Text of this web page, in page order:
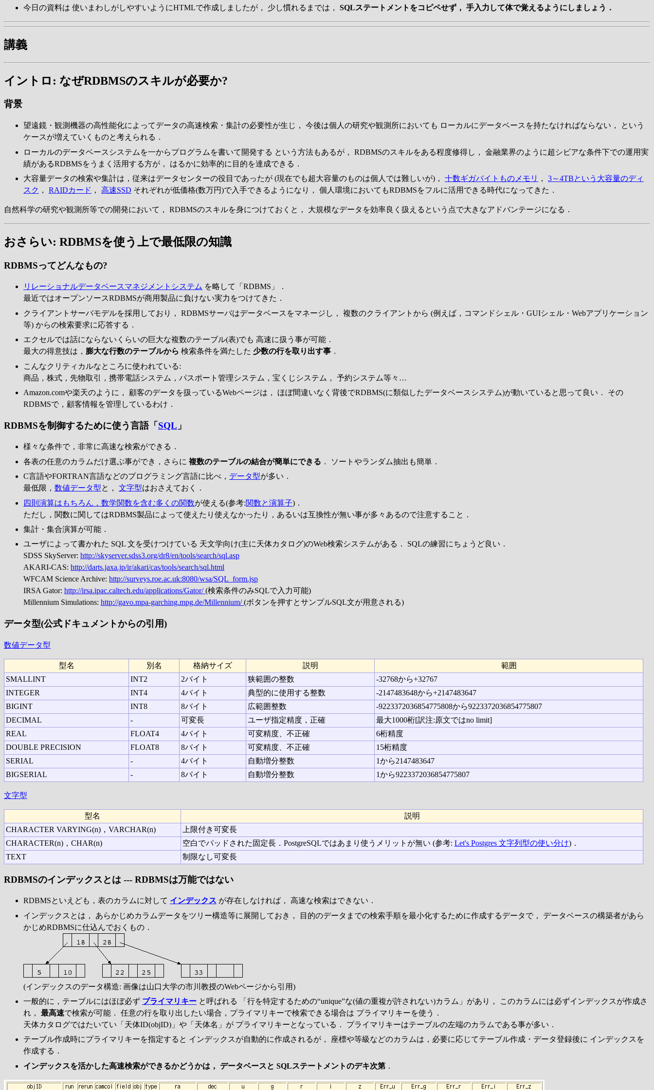
今日の資料は 使いまわしがしやすいようにHTMLで作成しましたが， 少し慣れるまでは， SQLステートメントをコピペせず， 手入力して体で覚えるようにしましょう．
講義
イントロ: なぜRDBMSのスキルが必要か?
背景
望遠鏡・観測機器の高性能化によってデータの高速検索・集計の必要性が生じ， 今後は個人の研究や観測所においても ローカルにデータベースを持たなければならない， という
ケースが増えていくものと考えられる．
ローカルのデータベースシステムを一からプログラムを書いて開発する という方法もあるが， RDBMSのスキルをある程度修得し， 金融業界のように超シビアな条件下での運用実
績があるRDBMSをうまく活用する方が， はるかに効率的に目的を達成できる．
大容量データの検索や集計は，従来はデータセンターの役目であったが (現在でも超大容量のものは個人では難しいが)， 十数ギガバイトものメモリ ， 3～4TBという大容量のディ
スク ， RAIDカード ， 高速SSD それぞれが低価格(数万円)で入手できるようになり， 個人環境においてもRDBMSをフルに活用できる時代になってきた．
自然科学の研究や観測所等での開発において， RDBMSのスキルを身につけておくと， 大規模なデータを効率良く扱えるという点で大きなアドバンテージになる．
おさらい: RDBMSを使う上で最低限の知識
RDBMSってどんなもの?
リレーショナルデータベースマネジメントシステム を略して「RDBMS」．
最近ではオープンソースRDBMSが商用製品に負けない実力をつけてきた．
クライアントサーバモデルを採用しており， RDBMSサーバはデータベースをマネージし， 複数のクライアントから (例えば，コマンドシェル・GUIシェル・Webアプリケーション
等) からの検索要求に応答する．
エクセルでは話にならないくらいの巨大な複数のテーブル(表)でも 高速に扱う事が可能．
最大の得意技は， 膨大な行数のテーブルから 検索条件を満たした 少数の行を取り出す事 ．
こんなクリティカルなところに使われている:
商品，株式，先物取引，携帯電話システム，パスポート管理システム，宝くじシステム， 予約システム等々…
Amazon.comや楽天のように， 顧客のデータを扱っているWebページは， ほぼ間違いなく背後でRDBMS(に類似したデータベースシステム)が動いていると思って良い． その
RDBMSで，顧客情報を管理しているわけ．
RDBMSを制御するために使う言語「SQL 」
様々な条件で，非常に高速な検索ができる．
各表の任意のカラムだけ選ぶ事ができ，さらに 複数のテーブルの結合が簡単にできる ． ソートやランダム抽出も簡単．
C言語やFORTRAN言語などのプログラミング言語に比べ， データ型が多い．
最低限， 数値データ型と， 文字型はおさえておく．
四則演算はもちろん，数学関数を含む多くの関数が使える(参考:関数と演算子)．
ただし，関数に関してはRDBMS製品によって使えたり使えなかったり，あるいは互換性が無い事が多々あるので注意すること．
集計・集合演算が可能．
ユーザによって書かれた SQL 文を受けつけている 天文学向け(主に天体カタログ)のWeb検索システムがある． SQLの練習にちょうど良い．
SDSS SkyServer: http://skyserver.sdss3.org/dr8/en/tools/search/sql.asp
AKARI-CAS: http://darts.jaxa.jp/ir/akari/cas/tools/search/sql.html
WFCAM Science Archive: http://surveys.roe.ac.uk:8080/wsa/SQL_form.jsp
IRSA Gator: http://irsa.ipac.caltech.edu/applications/Gator/(検索条件のみSQLで入力可能)
Millennium Simulations: http://gavo.mpa-garching.mpg.de/Millennium/(ボタンを押すとサンプルSQL文が用意される)
データ型(公式ドキュメントからの引用)
数値データ型
型名 別名 格納サイズ 説明
範囲
SMALLINT
INT2 2バイト 狭範囲の整数
-32768から+32767
INTEGER
INT4 4バイト 典型的に使用する整数
-2147483648から+2147483647
BIGINT
INT8 8バイト 広範囲整数
-9223372036854775808から9223372036854775807
DECIMAL
- 可変長 ユーザ指定精度，正確
最大1000桁[訳注:原文ではno limit]
REAL
FLOAT4 4バイト 可変精度、不正確
6桁精度
DOUBLE PRECISION
FLOAT8 8バイト 可変精度、不正確
15桁精度
SERIAL
- 4バイト 自動増分整数
1から2147483647
BIGSERIAL
- 8バイト 自動増分整数 1から9223372036854775807
文字型
型名
説明
CHARACTER VARYING(n)，VARCHAR(n)
上限付き可変長
CHARACTER(n)，CHAR(n)
空白でパッドされた固定長．PostgreSQLではあまり使うメリットが無い (参考: Let's Postgres 文字列型の使い分け)．
TEXT
制限なし可変長
RDBMSのインデックスとは --- RDBMSは万能ではない
RDBMSといえども，表のカラムに対して インデックス が存在しなければ， 高速な検索はできない．
インデックスとは， あらかじめカラムデータをツリー構造等に展開しておき， 目的のデータまでの検索手順を最小化するために作成するデータで， データベースの構築者があら
かじめRDBMSに仕込んでおくもの．
(インデックスのデータ構造: 画像は山口大学の市川教授のWebページから引用)
一般的に，テーブルにはほぼ必ず プライマリキー と呼ばれる 「行を特定するための“unique”な(値の重複が許されない)カラム」があり， このカラムには必ずインデックスが作成さ
れ， 最高速で検索が可能． 任意の行を取り出したい場合，プライマリキーで検索できる場合は プライマリキーを使う．
天体カタログではたいてい「天体ID(objID)」や「天体名」が プライマリキーとなっている． プライマリキーはテーブルの左端のカラムである事が多い．
テーブル作成時にプライマリキーを指定すると インデックスが自動的に作成されるが， 座標や等級などのカラムは，必要に応じてテーブル作成・データ登録後に インデックスを
作成する．
インデックスを活かした高速検索ができるかどうかは， データベースと SQLステートメントのデキ次第 ．